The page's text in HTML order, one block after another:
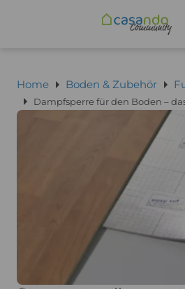
Home Boden & Zubehör
Dampfsperre für den Boden –